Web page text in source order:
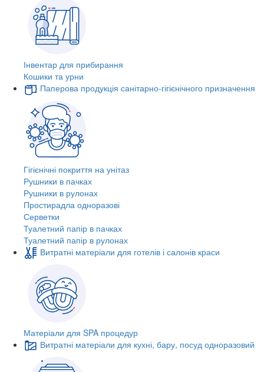
Інвентар для прибирання
Кошики та урни
Паперова продукція санітарно-гігієнічного призначення
Гігієнічні покриття на унітаз
Рушники в пачках
Рушники в рулонах
Простирадла одноразові
Серветки
Туалетний папір в пачках
Туалетний папір в рулонах
Витратні матеріали для готелів і салонів краси
Матеріали для SPA процедур
Витратні матеріали для кухні, бару, посуд одноразовий